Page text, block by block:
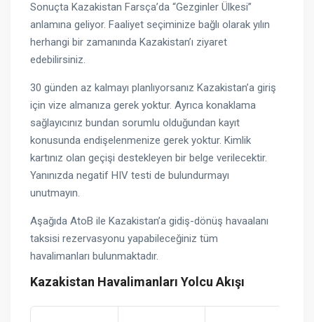
Sonuçta Kazakistan Farsça’da “Gezginler Ülkesi”
anlamına geliyor. Faaliyet seçiminize bağlı olarak yılın
herhangi bir zamanında Kazakistan’ı ziyaret
edebilirsiniz.
30 günden az kalmayı planlıyorsanız Kazakistan’a giriş
için vize almanıza gerek yoktur. Ayrıca konaklama
sağlayıcınız bundan sorumlu olduğundan kayıt
konusunda endişelenmenize gerek yoktur. Kimlik
kartınız olan geçişi destekleyen bir belge verilecektir.
Yanınızda negatif HIV testi de bulundurmayı
unutmayın.
Aşağıda AtoB ile Kazakistan’a gidiş-dönüş havaalanı
taksisi rezervasyonu yapabileceğiniz tüm
havalimanları bulunmaktadır.
Kazakistan Havalimanları Yolcu Akışı